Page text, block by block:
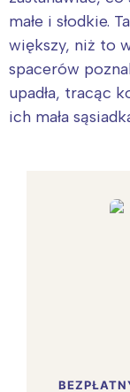
małe i słodkie.
większy, niż to
spacerów
upadła, tracąc
ich mała